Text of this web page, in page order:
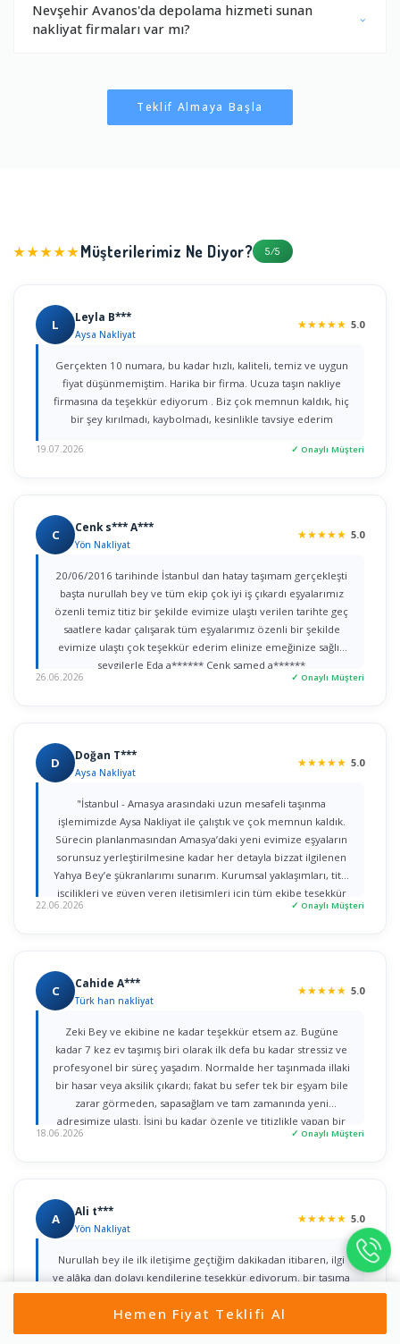
Nevşehir Avanos'da depolama hizmeti sunan
nakliyat firmaları var mı?
Teklif Almaya Başla
★★★★★Müşterilerimiz Ne Diyor? 5/5
L Leyla B***
Aysa Nakliyat
★★★★★ 5.0
Gerçekten 10 numara, bu kadar hızlı, kaliteli, temiz ve uygun
fiyat düşünmemiştim. Harika bir firma. Ucuza taşın nakliye
firmasına da teşekkür ediyorum . Biz çok memnun kaldık, hiç
bir şey kırılmadı, kaybolmadı, kesinlikle tavsiye ederim
19.07.2026 ✓ Onaylı Müşteri
C Cenk s*** A***
Yön Nakliyat
★★★★★ 5.0
20/06/2016 tarihinde İstanbul dan hatay taşımam gerçekleşti
başta nurullah bey ve tüm ekip çok iyi iş çıkardı eşyalarımız
özenli temiz titiz bir şekilde evimize ulaştı verilen tarihte geç
saatlere kadar çalışarak tüm eşyalarımız özenli bir şekilde
evimize ulaştı çok teşekkür ederim elinize emeğinize sağlık
sevgilerle Eda a****** Cenk samed a******
26.06.2026 ✓ Onaylı Müşteri
D Doğan T***
Aysa Nakliyat
★★★★★ 5.0
"İstanbul - Amasya arasındaki uzun mesafeli taşınma
işlemimizde Aysa Nakliyat ile çalıştık ve çok memnun kaldık.
Sürecin planlanmasından Amasya’daki yeni evimize eşyaların
sorunsuz yerleştirilmesine kadar her detayla bizzat ilgilenen
Yahya Bey’e şükranlarımı sunarım. Kurumsal yaklaşımları, titiz
işçilikleri ve güven veren iletişimleri için tüm ekibe teşekkür
22.06.2026 ✓ Onaylı Müşteri
C Cahide A***
Türk han nakliyat
★★★★★ 5.0
Zeki Bey ve ekibine ne kadar teşekkür etsem az. Bugüne
kadar 7 kez ev taşımış biri olarak ilk defa bu kadar stressiz ve
profesyonel bir süreç yaşadım. Normalde her taşınmada illaki
bir hasar veya aksilik çıkardı; fakat bu sefer tek bir eşyam bile
zarar görmeden, sapasağlam ve tam zamanında yeni
adresimize ulaştı. İşini bu kadar özenle ve titizlikle yapan bir
firmaya rastlamak gerçekten büyük şans. Herkese gönül
18.06.2026 ✓ Onaylı Müşteri
A Ali t***
Yön Nakliyat
★★★★★ 5.0
Nurullah bey ile ilk iletişime geçtiğim dakikadan itibaren, ilgi
ve alâka dan dolayı kendilerine teşekkür ediyorum. bir taşıma
değil iki taşımayı aynı gün içerisinde yaptım ikisini de özenle
yaptılar çok teşekkür ediyorum herkese tavsiye ediyorum
Gönül rahatlığıyla
Hemen Fiyat Teklifi Al